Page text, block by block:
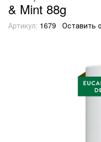
& Mint 88g
Артикул: 1679 Оставить